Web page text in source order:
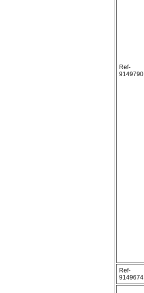
Ref-
9149790
Ref-
9149674